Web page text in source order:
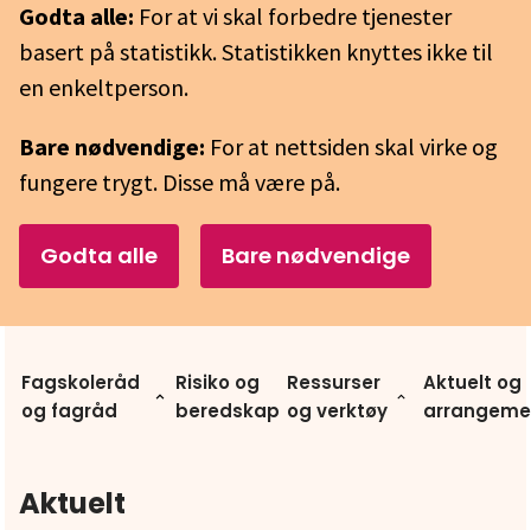
Godta alle: For at vi skal forbedre tjenester
basert på statistikk. Statistikken knyttes ikke til
en enkeltperson.
Bare nødvendige: For at nettsiden skal virke og
fungere trygt. Disse må være på.
Godta alle Bare nødvendige
Fagskoleråd
og fagråd
Risiko og
beredskap
Ressurser
og verktøy
Aktuelt og
Aktuelt